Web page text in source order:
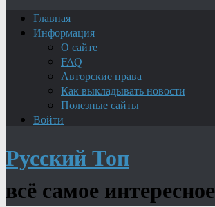
Главная
Информация
О сайте
FAQ
Авторские права
Как выкладывать новости
Полезные сайты
Войти
Русский Топ
всё самое интересное